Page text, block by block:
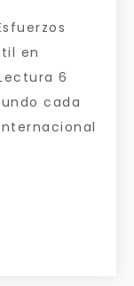
en
6
cada